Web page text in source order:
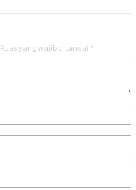
Ruas yang wajib ditandai *